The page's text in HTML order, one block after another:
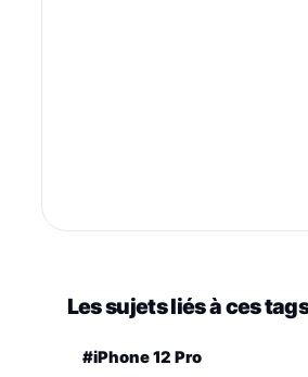
Les sujets liés à ces
#iPhone 12 Pro